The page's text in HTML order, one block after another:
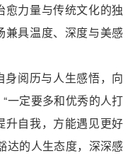
愈力量与传统文化的独
兼具温度、深度与美感
身阅历与人生感悟，向
一定要多和优秀的人打
升自我，方能遇见更好
达的人生态度，深深感